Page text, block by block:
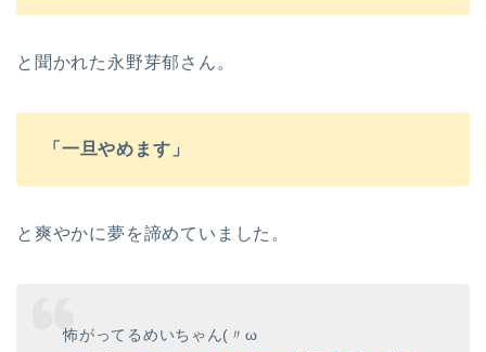
と聞かれた永野芽郁さん。
「一旦やめます」
と爽やかに夢を諦めていました。
怖がってるめいちゃん(〃ω